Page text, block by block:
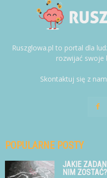
Ruszglowa.pl to portal dla
rozwijać swoje
Skontaktuj się z
POPULARNE POSTY
JAKIE
NIM ZOSTAĆ?